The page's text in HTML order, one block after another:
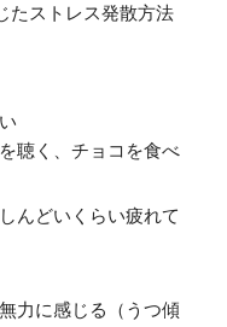
たストレス発散方法
聴く、チョコを食べ
んどいくらい疲れて
力に感じる（うつ傾